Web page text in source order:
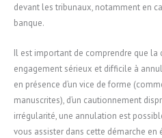
devant les tribunaux, notamment en
banque.
Il est important de comprendre que la
engagement sérieux et difficile à
en présence d’un vice de forme
manuscrites), d’un cautionnement
irrégularité, une annulation est
vous assister dans cette démarche